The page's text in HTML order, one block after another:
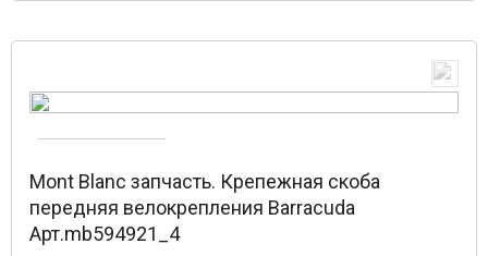
Mont Blanc запчасть. Крепежная скоба
передняя велокрепления Barracuda
Арт.mb594921_4